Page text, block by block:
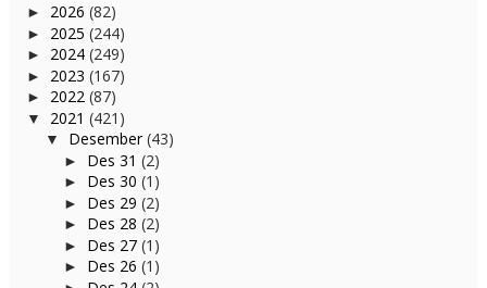
► 2026 (82)
► 2025 (244)
► 2024 (249)
► 2023 (167)
► 2022 (87)
▼ 2021 (421)
▼ Desember(43)
► Des 31 (2)
► Des 30 (1)
► Des 29 (2)
► Des 28 (2)
► Des 27 (1)
► Des 26 (1)